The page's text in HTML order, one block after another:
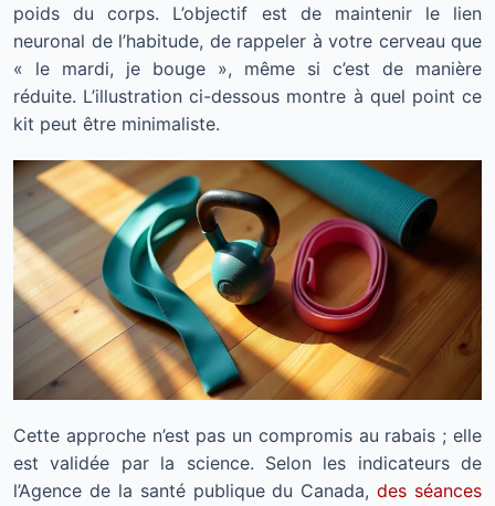
poids du corps. L’objectif est de maintenir le lien
neuronal de l’habitude, de rappeler à votre cerveau que
« le mardi, je bouge », même si c’est de manière
réduite. L’illustration ci-dessous montre à quel point ce
kit peut être minimaliste.
Cette approche n’est pas un compromis au rabais ; elle
est validée par la science. Selon les indicateurs de
l’Agence de la santé publique du Canada,des séances